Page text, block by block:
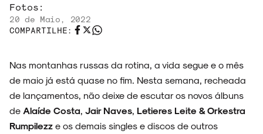
Fotos:
20 de Maio, 2022
COMPARTILHE:
Nas montanhas russas da rotina, a vida segue e o mês
de maio já está quase no fim. Nesta semana, recheada
de lançamentos, não deixe de escutar os novos álbuns
de Alaíde Costa Jair Naves Letieres Leite & Orkestra
Rumpilezz e os demais singles e discos de outros